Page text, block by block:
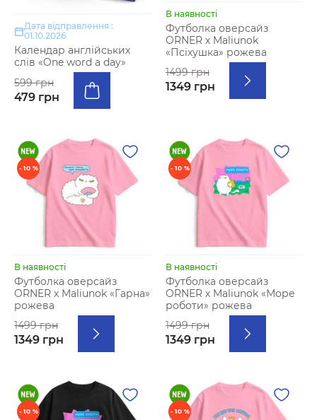
Дата відправлення :
01.10.2026
Календар англійських
слів «One word a day»
599 грн
479 грн
В наявності
Футболка оверсайз
ORNER х Maliunok
«Псіхушка» рожева
1499 грн
1349 грн
- 10 %
В наявності
Футболка оверсайз
ORNER х Maliunok «Гарна»
рожева
1499 грн
1349 грн
- 10 %
В наявності
Футболка оверсайз
ORNER х Maliunok «Море
роботи» рожева
1499 грн
1349 грн
- 10 % - 10 %